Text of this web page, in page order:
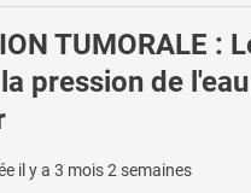
TUMORALE :
pression de
il y a 3 mois 2 semaines